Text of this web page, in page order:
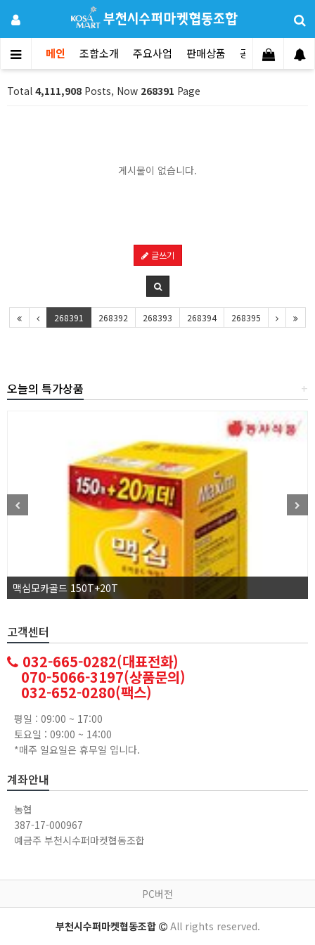
메인 조합소개 주요사업 판매상품 공지사항 문
Total 4,111,908 Posts, Now 268391 Page
게시물이 없습니다.
글쓰기
268391 268392 268393 268394 268395
+
오늘의 특가상품
맥심모카골드 150T+20T
고객센터
032-665-0282(대표전화)
070-5066-3197(상품문의)
032-652-0280(팩스)
평일 : 09:00 ~ 17:00
토요일 : 09:00 ~ 14:00
*매주 일요일은 휴무일 입니다.
계좌안내
농협
387-17-000967
예금주 부천시수퍼마켓협동조합
PC버전
부천시수퍼마켓협동조합 All rights reserved.